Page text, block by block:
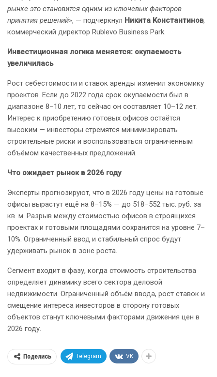
рынке это становится одним из ключевых факторов
принятия решений», — подчеркнул Никита Константинов,
коммерческий директор Rublevo Business Park.
Инвестиционная логика меняется: окупаемость
увеличилась
Рост себестоимости и ставок аренды изменил экономику
проектов. Если до 2022 года срок окупаемости был в
диапазоне 8–10 лет, то сейчас он составляет 10–12 лет.
Интерес к приобретению готовых офисов остаётся
высоким — инвесторы стремятся минимизировать
строительные риски и воспользоваться ограниченным
объёмом качественных предложений.
Что ожидает рынок в 2026 году
Эксперты прогнозируют, что в 2026 году цены на готовые
офисы вырастут ещё на 8–15% — до 518–552 тыс. руб. за
кв. м. Разрыв между стоимостью офисов в строящихся
проектах и готовыми площадями сохранится на уровне 7–
10%. Ограниченный ввод и стабильный спрос будут
удерживать рынок в зоне роста.
Сегмент входит в фазу, когда стоимость строительства
определяет динамику всего сектора деловой
недвижимости. Ограниченный объём ввода, рост ставок и
смещение интереса инвесторов в сторону готовых
объектов станут ключевыми факторами движения цен в
2026 году.
Поделись Telegram VK